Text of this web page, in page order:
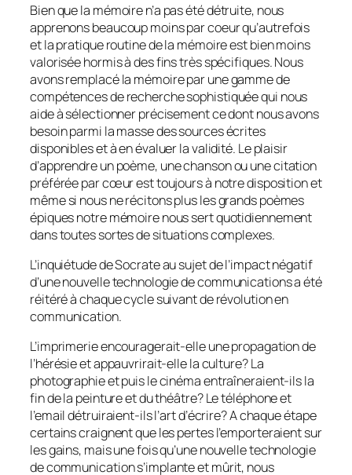
Bien que la mémoire n’a pas été détruite, nous
apprenons beaucoup moins par coeur qu’autrefois
et la pratique routine de la mémoire est bien moins
valorisée hormis à des fins très spécifiques. Nous
avons remplacé la mémoire par une gamme de
compétences de recherche sophistiquée qui nous
aide à sélectionner précisement ce dont nous avons
besoin parmi la masse des sources écrites
disponibles et à en évaluer la validité. Le plaisir
d’apprendre un poème, une chanson ou une citation
préférée par cœur est toujours à notre disposition et
même si nous ne récitons plus les grands poèmes
épiques notre mémoire nous sert quotidiennement
dans toutes sortes de situations complexes.
L’inquiétude de Socrate au sujet de l’impact négatif
d’une nouvelle technologie de communications a été
réitéré à chaque cycle suivant de révolution en
communication.
L’imprimerie encouragerait-elle une propagation de
l’hérésie et appauvrirait-elle la culture? La
photographie et puis le cinéma entraîneraient-ils la
fin de la peinture et du théâtre? Le téléphone et
l’email détruiraient-ils l’art d’écrire? A chaque étape
certains craignent que les pertes l’emporteraient sur
les gains, mais une fois qu’une nouvelle technologie
de communication s’implante et mûrit, nous